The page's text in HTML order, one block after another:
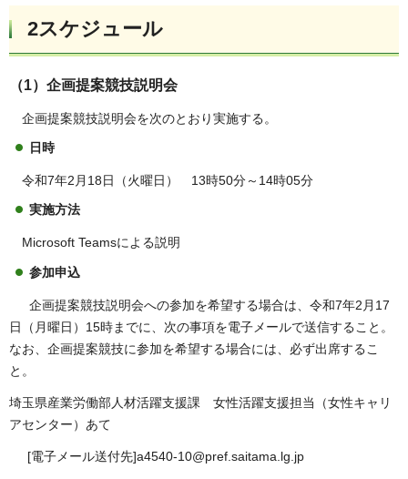
2スケジュール
（1）企画提案競技説明会
企画提案競技説明会を次のとおり実施する。
日時
令和7年2月18日（火曜日） 13時50分～14時05分
実施方法
Microsoft Teamsによる説明
参加申込
企画提案競技説明会への参加を希望する場合は、令和7年2月17
日（月曜日）15時までに、次の事項を電子メールで送信すること。
なお、企画提案競技に参加を希望する場合には、必ず出席するこ
と。
埼玉県産業労働部人材活躍支援課 女性活躍支援担当（女性キャリ
アセンター）あて
[電子メール送付先]a4540-10@pref.saitama.lg.jp